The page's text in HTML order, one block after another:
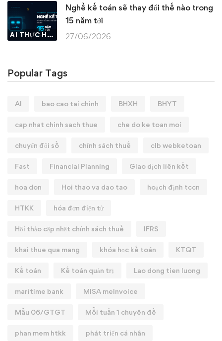
AI THỰC HÀNH
Nghề kế toán sẽ thay đổi thế nào trong
15 năm tới
27/06/2026
Popular Tags
AI bao cao tai chinh BHXH BHYT
cap nhat chinh sach thue che do ke toan moi
chuyển đổi số chính sách thuế clb webketoan
Fast Financial Planning Giao dịch liên kết
hoa don Hoi thao va dao tao hoạch định tccn
HTKK hóa đơn điện tử
Hội thảo cập nhật chính sách thuế IFRS
khai thue qua mang khóa học kế toán KTQT
Kế toán Kế toán quản trị Lao dong tien luong
maritime bank MISA meInvoice
Mẫu 06/GTGT Mỗi tuần 1 chuyên đề
phan mem htkk phát triển cá nhân